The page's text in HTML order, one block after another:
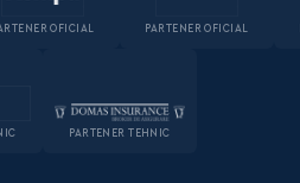
OFICIAL PARTENER OFICIAL
PARTENER TEHNIC